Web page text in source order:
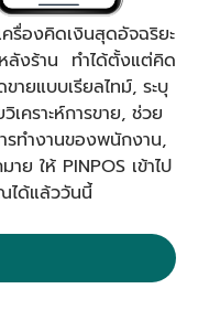
ครื่องคิดเงินสุดอัจฉริยะ
ลังร้าน ทำได้ตั้งแต่คิด
ยแบบเรียลไทม์, ระบุ
คราะห์การขาย, ช่วย
รทำงานของพนักงาน,
ย ให้ PINPOS เข้าไป
ได้แล้ววันนี้